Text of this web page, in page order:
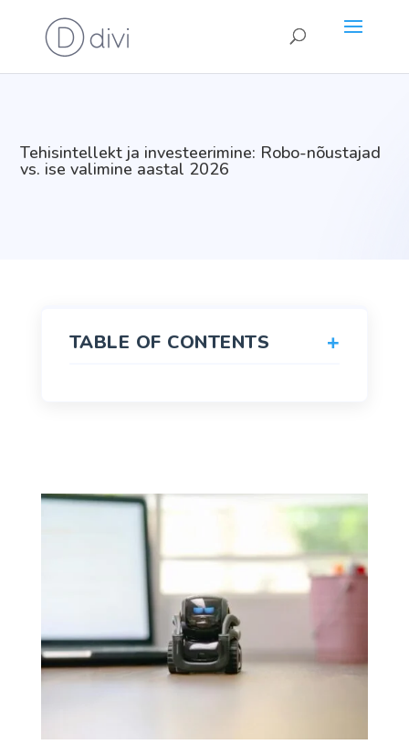
Tehisintellekt ja investeerimine: Robo-nõustajad
vs. ise valimine aastal 2026
TABLE OF CONTENTS +